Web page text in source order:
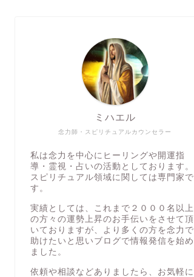
念力師・スピリチュアルカウンセラー
ミハエル
私は念力を中心にヒーリングや開運指
導・霊視・占いの活動としております。
スピリチュアル領域に関しては専門家で
す。
実績としては、これまで２０００名以上
の方々の運勢上昇のお手伝いをさせて頂
いておりますが、より多くの方を念力で
助けたいと思いブログで情報発信を始め
ました。
依頼や相談などありましたら、お気軽に